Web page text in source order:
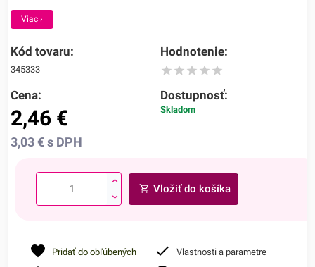
Viac ›
Kód tovaru:
345333
Hodnotenie:
Cena:
2,46 €
3,03€ s DPH
Dostupnosť:
Skladom
Vložiť do košíka
Pridať do obľúbených Vlastnosti a parametre